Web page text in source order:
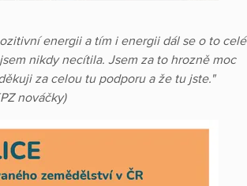
energii a tím i energii dál se o to celé
nikdy necítila. Jsem za to hrozně moc
za celou tu podporu a že tu jste."
nováčky)